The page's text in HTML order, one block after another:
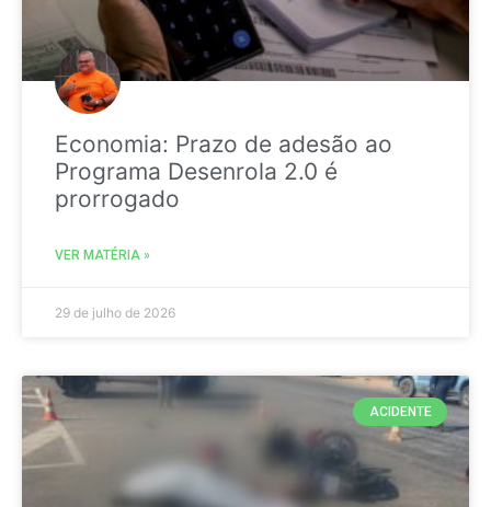
Economia: Prazo de adesão ao
Programa Desenrola 2.0 é
prorrogado
VER MATÉRIA »
29 de julho de 2026
ACIDENTE